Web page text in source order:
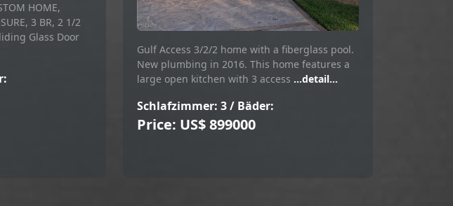
HOME,
3 BR, 2 1/2
Glass Door
Gulf Access 3/2/2 home with a fiberglass pool.
New plumbing in 2016. This home features a
large open kitchen with 3 access ...detail...
Schlafzimmer: 3 / Bäder:
Price: US$ 899000